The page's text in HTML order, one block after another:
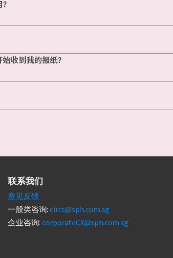
收到我的报纸？
联系我们
意见反馈
一般类咨询: circs@sph.com.sg
企业咨询: corporateCX@sph.com.sg